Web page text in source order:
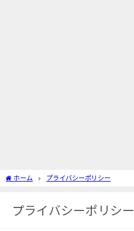
ホーム プライバシーポリシー
プライバシーポリシー